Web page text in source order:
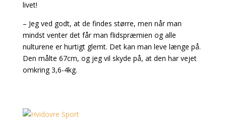
livet!
– Jeg ved godt, at de findes større, men når man
mindst venter det får man flidspræmien og alle
nulturene er hurtigt glemt. Det kan man leve længe på.
Den målte 67cm, og jeg vil skyde på, at den har vejet
omkring 3,6-4kg.